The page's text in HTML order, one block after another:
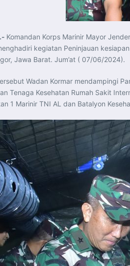
Komandan Korps Marinir Mayor
kegiatan Peninjauan
Jawa Barat. Jum’at ( 07/06/2024).
Wadan Kormar mendampingi
Tenaga Kesehatan Rumah Sakit
1 Marinir TNI AL dan Batalyon